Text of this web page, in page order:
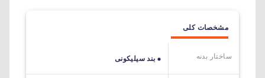
مشخصات کلی
ساختار بدنه بند سیلیکونی